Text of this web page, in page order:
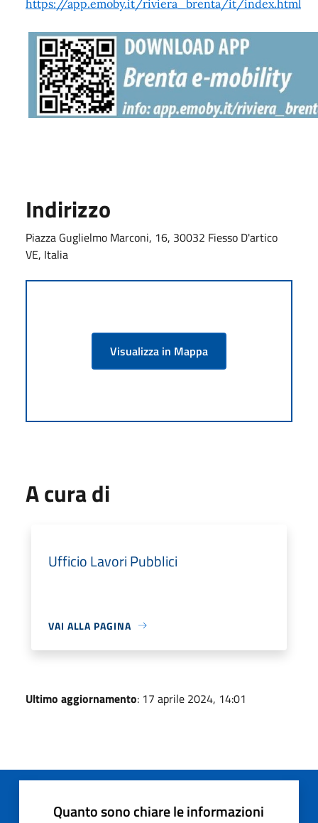
https://app.emoby.it/riviera_brenta/it/index.html
Indirizzo
Piazza Guglielmo Marconi, 16, 30032 Fiesso D'artico
VE, Italia
Visualizza in Mappa
A cura di
Ufficio Lavori Pubblici
VAI ALLA PAGINA
Ultimo aggiornamento: 17 aprile 2024, 14:01
Quanto sono chiare le informazioni